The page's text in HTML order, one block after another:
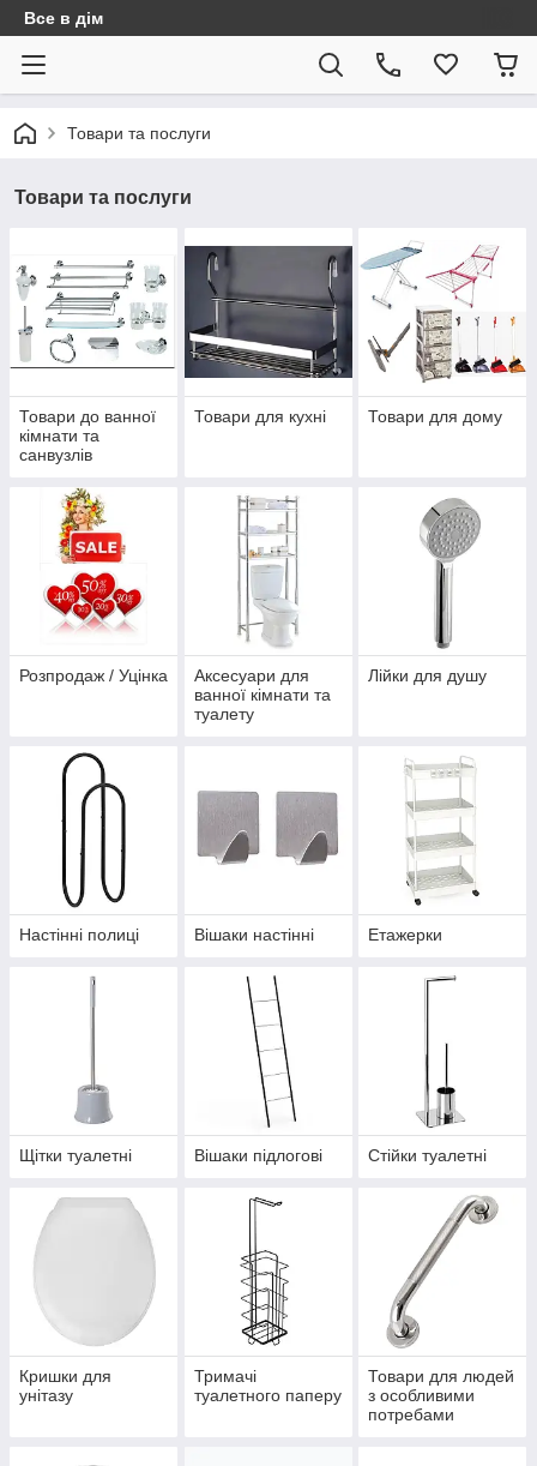
Все в дім
Товари та послуги
Товари та послуги
Товари до ванної
кімнати та
санвузлів
Товари для кухні Товари для дому
Розпродаж / Уцінка
Аксесуари для
ванної кімнати та
туалету
Лійки для душу
Настінні полиці Вішаки настінні Етажерки
Щітки туалетні Вішаки підлогові Стійки туалетні
Кришки для
унітазу
Тримачі
туалетного паперу
Товари для людей
з особливими
потребами